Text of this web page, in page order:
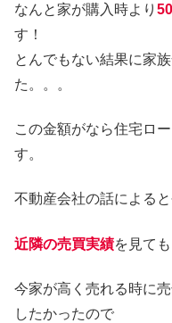
なんと家が購入時より
す！
とんでもない結果に家
た。。。
この金額がなら住宅ロ
す。
不動産会社の話による
近隣の売買実績を見て
今家が高く売れる時に
したかったので